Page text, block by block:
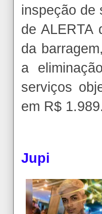
inspeção de
de ALERTA
da
a
serviços
em R$
Jupi